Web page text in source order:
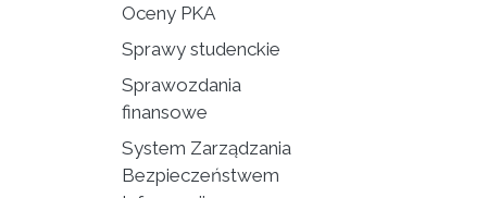
Oceny PKA
Sprawy studenckie
Sprawozdania
finansowe
System Zarządzania
Bezpieczeństwem